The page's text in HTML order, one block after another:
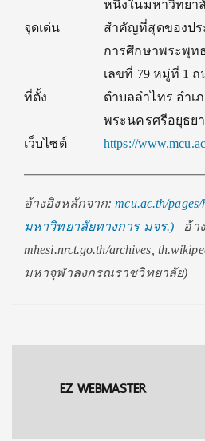
จุดเด่น
หนึ่งในมหาวิทยา
สำคัญที่สุดของปร
การศึกษาพระพุท
ที่ตั้ง
เลขที่ 79 หมู่ที่ 1
ตำบลลำไทร อำเ
พระนครศรีอยุธยา
เว็บไซต์
https://
อ้างอิงหลักจาก:mcu.ac.th/
มหาวิทยาลัยทางการ มจร.) | อ้า
mhesi.nrct.go.th/archives,
มหาจุฬาลงกรณราชวิทยาลัย)
EZ WEBMASTER